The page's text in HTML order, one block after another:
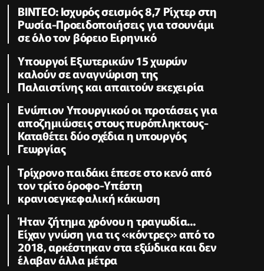
ΒΙΝΤΕΟ: Ισχυρός σεισμός 8,7 Ρίχτερ στη
Ρωσία-Προειδοποιήσεις για τσουνάμι
σε όλο τον βόρειο Ειρηνικό
Υπουργοί Εξωτερικών 15 χωρών
καλούν σε αναγνώριση της
Παλαιστίνης και απαιτούν εκεχειρία
Ενώπιον Υπουργικού οι προτάσεις για
αποζημιώσεις στους πυρόπληκτους-
Καταθέτει δύο σχέδια η υπουργός
Γεωργίας
Τρίχρονο παιδάκι έπεσε στο κενό από
τον τρίτο όροφο-Υπέστη
κρανιοεγκεφαλική κάκωση
Ήταν ζήτημα χρόνου η τραγωδία...
Είχαν γνώση για τις «κόντρες» από το
2018, αρκέστηκαν στα εξώδικα και δεν
έλαβαν άλλα μέτρα